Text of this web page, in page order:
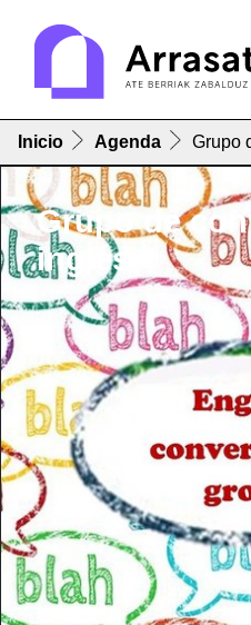
Inicio Agenda Grupo
Grupo de
inglés